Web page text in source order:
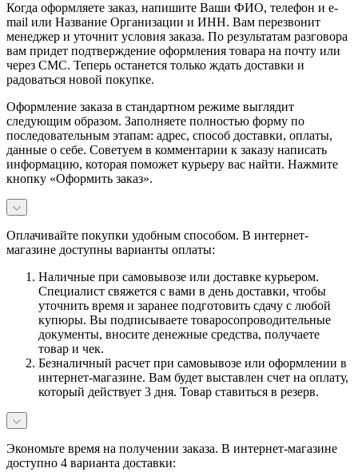
Когда оформляете заказ, напишите Ваши ФИО, телефон и e-
mail или Название Организации и ИНН. Вам перезвонит
менеджер и уточнит условия заказа. По результатам разговора
вам придет подтверждение оформления товара на почту или
через СМС. Теперь останется только ждать доставки и
радоваться новой покупке.
Оформление заказа в стандартном режиме выглядит
следующим образом. Заполняете полностью форму по
последовательным этапам: адрес, способ доставки, оплаты,
данные о себе. Советуем в комментарии к заказу написать
информацию, которая поможет курьеру вас найти. Нажмите
кнопку «Оформить заказ».
Оплачивайте покупки удобным способом. В интернет-
магазине доступны варианты оплаты:
Наличные при самовывозе или доставке курьером.
Специалист свяжется с вами в день доставки, чтобы
уточнить время и заранее подготовить сдачу с любой
купюры. Вы подписываете товаросопроводительные
документы, вносите денежные средства, получаете
товар и чек.
Безналичный расчет при самовывозе или оформлении в
интернет-магазине. Вам будет выставлен счет на оплату,
который действует 3 дня. Товар ставиться в резерв.
Экономьте время на получении заказа. В интернет-магазине
доступно 4 варианта доставки: